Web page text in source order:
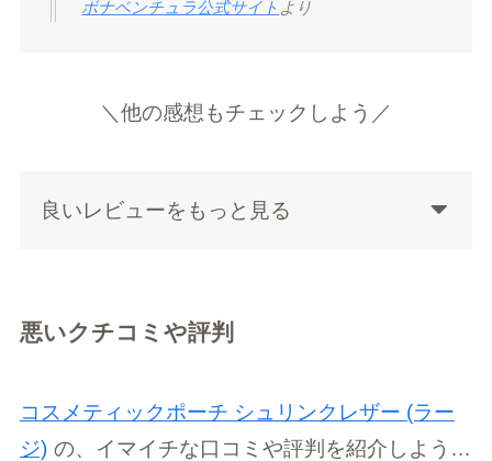
ボナベンチュラ公式サイト より
＼他の感想もチェックしよう／
良いレビューをもっと見る
悪いクチコミや評判
コスメティックポーチ シュリンクレザー (ラー
ジ) の、イマイチな口コミや評判を紹介しよう…